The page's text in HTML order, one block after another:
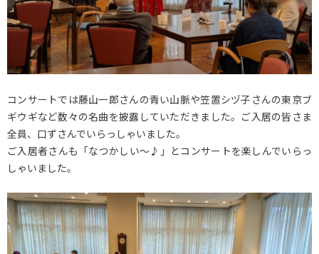
コンサートでは藤山一郎さんの青い山脈や笠置シヅ子さんの東京ブ
ギウギなど数々の名曲を披露していただきました。ご入居の皆さま
全員、口ずさんでいらっしゃいました。
ご入居者さんも「なつかしい～♪」とコンサートを楽しんでいらっ
しゃいました。